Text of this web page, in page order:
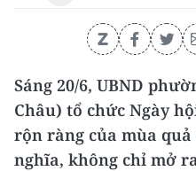
Sáng 20/6, UBND
Châu) tổ chức Ngày
rộn ràng của mùa
nghĩa, không chỉ mở